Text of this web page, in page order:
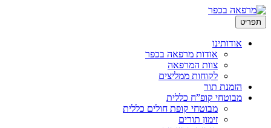
תפריט לדלג
לתוכן
אודותינו
אודות מרפאה בכפר
צוות המרפאה
לקוחות ממליצים
הזמנת תור
מבוטחי קופ”ח כללית
מבוטחי קופת חולים כללית
זימון תורים